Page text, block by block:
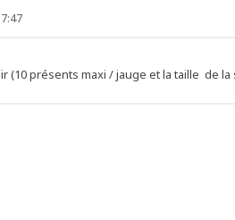
(10 présents maxi / jauge et la taille de